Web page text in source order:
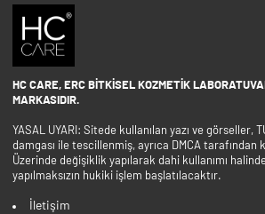
HC CARE, ERC BITKISEL KOZMETIK
MARKASIDIR.
YASAL UYARI: Sitede kullanılan yazı ve görseller,
damgası ile tescillenmiş, ayrıca DMCA tarafından
Üzerinde değişiklik yapılarak dahi kullanımı
yapılmaksızın hukiki işlem başlatılacaktır.
İletişim